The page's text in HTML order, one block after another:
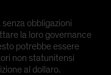
obbligazioni
la loro governance
potrebbe essere
non statunitensi
al dollaro.